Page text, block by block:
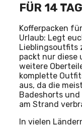
FÜR 14
Kofferpacken
Urlaub: Legt
Lieblingsoutfits
packt nur diese
weitere
komplette
aus, da die
Badeshorts
am Strand
In vielen